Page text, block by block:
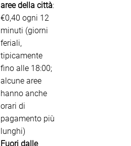
aree della città:
€0,40 ogni 12
minuti (giorni
feriali,
tipicamente
fino alle 18:00;
alcune aree
hanno anche
orari di
pagamento più
lunghi)
Fuori dalle